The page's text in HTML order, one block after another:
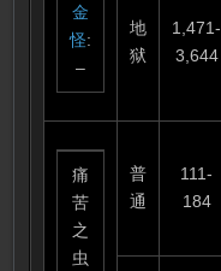
金
怪:
–
地
狱
1,471-
3,644
痛
苦
之
虫
普
通
111-
184